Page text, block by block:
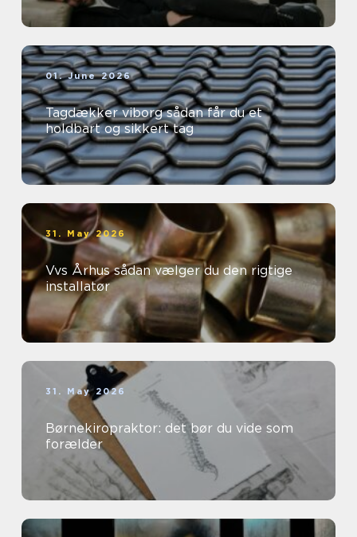
01. June 2026
Tagdækker viborg sådan får du et
holdbart og sikkert tag
31. May 2026
Vvs Århus sådan vælger du den rigtige
installatør
31. May 2026
Børnekiropraktor: det bør du vide som
forælder